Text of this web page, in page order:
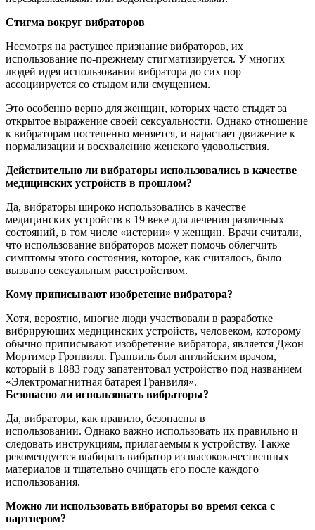
Стигма вокруг вибраторов
Несмотря на растущее признание вибраторов, их
использование по-прежнему стигматизируется. У многих
людей идея использования вибратора до сих пор
ассоциируется со стыдом или смущением.
Это особенно верно для женщин, которых часто стыдят за
открытое выражение своей сексуальности. Однако отношение
к вибраторам постепенно меняется, и нарастает движение к
нормализации и восхвалению женского удовольствия.
Действительно ли вибраторы использовались в качестве
медицинских устройств в прошлом?
Да, вибраторы широко использовались в качестве
медицинских устройств в 19 веке для лечения различных
состояний, в том числе «истерии» у женщин. Врачи считали,
что использование вибраторов может помочь облегчить
симптомы этого состояния, которое, как считалось, было
вызвано сексуальным расстройством.
Кому приписывают изобретение вибратора?
Хотя, вероятно, многие люди участвовали в разработке
вибрирующих медицинских устройств, человеком, которому
обычно приписывают изобретение вибратора, является Джон
Мортимер Грэнвилл. Гранвиль был английским врачом,
который в 1883 году запатентовал устройство под названием
«Электромагнитная батарея Гранвиля».
Безопасно ли использовать вибраторы?
Да, вибраторы, как правило, безопасны в
использовании. Однако важно использовать их правильно и
следовать инструкциям, прилагаемым к устройству. Также
рекомендуется выбирать вибратор из высококачественных
материалов и тщательно очищать его после каждого
использования.
Можно ли использовать вибраторы во время секса с
партнером?